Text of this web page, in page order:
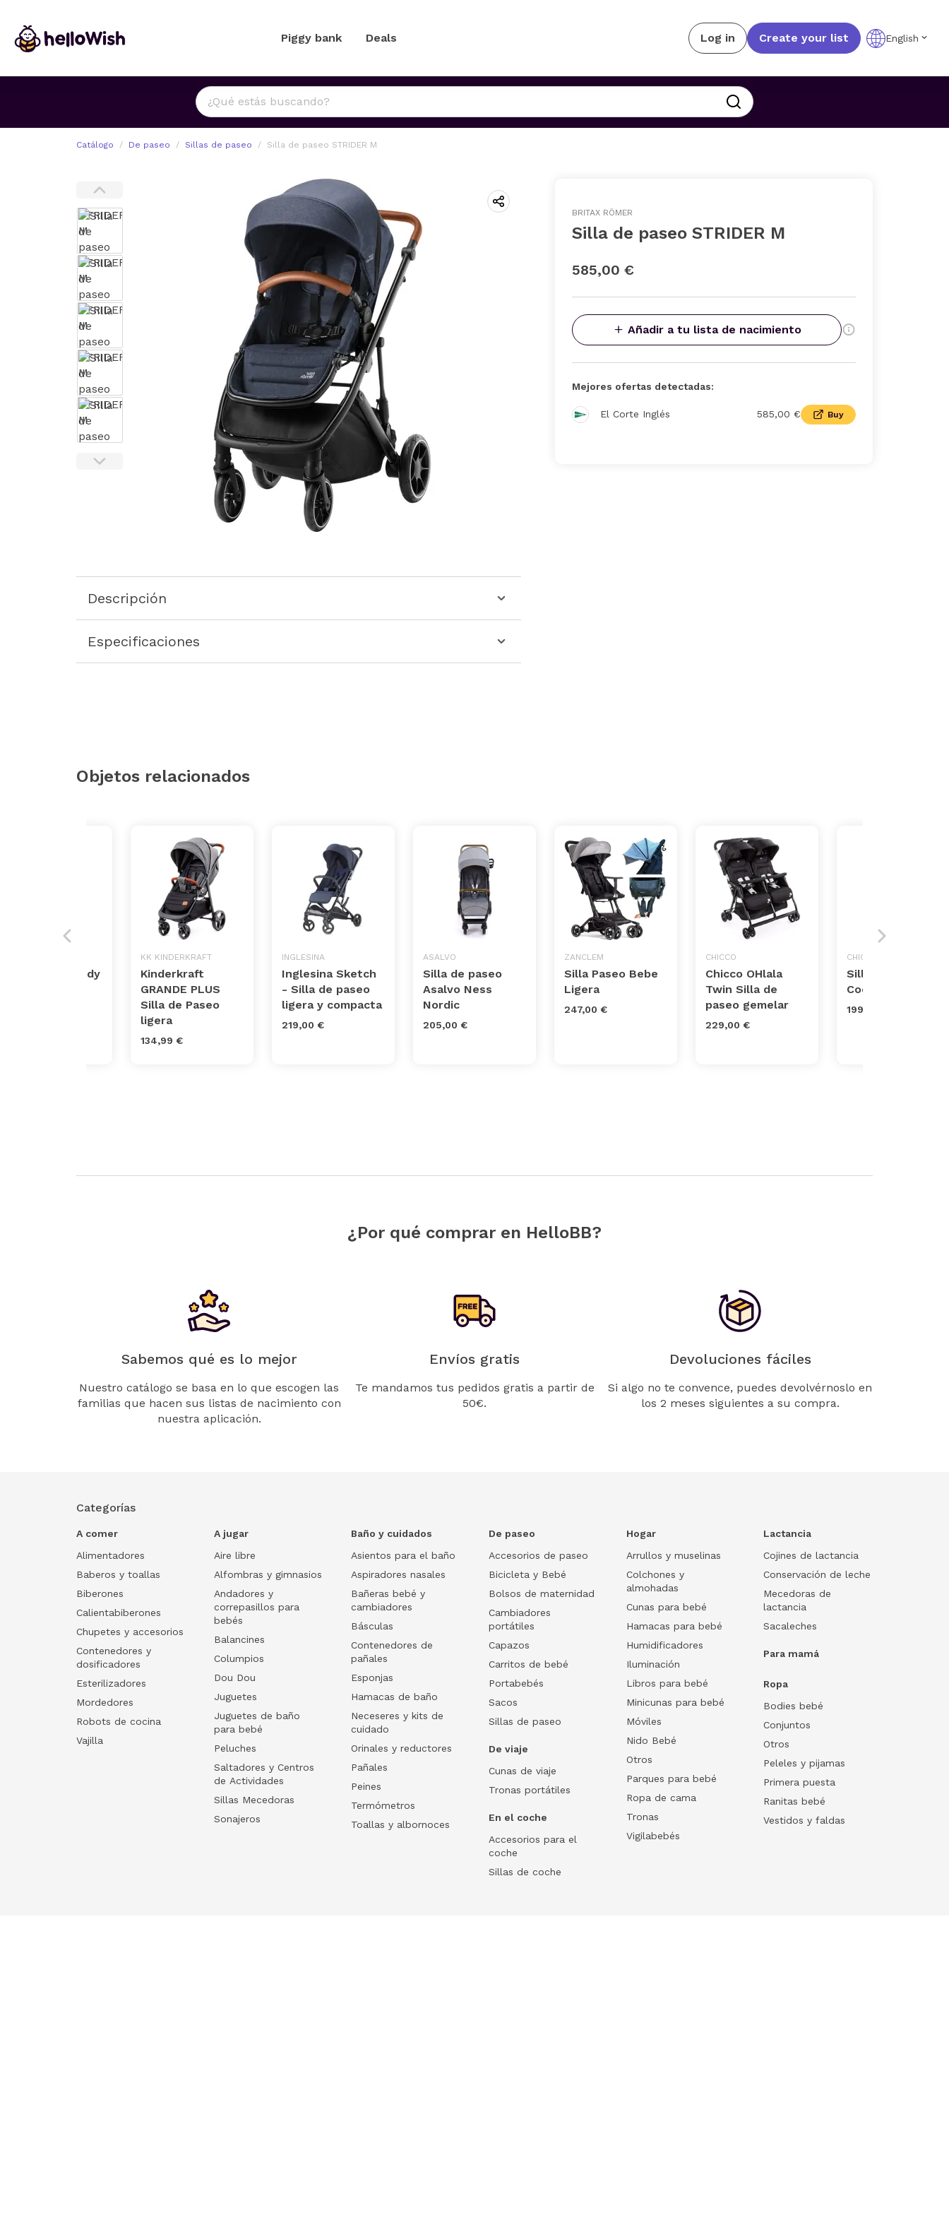
Piggy bank Deals Log in Create your list English
Catálogo De paseo Sillas de paseo Silla de paseo STRIDER M
Descripción
Especificaciones
BRITAX RÖMER
Silla de paseo STRIDER M
585,00 €
Añadir a tu lista de nacimiento
Mejores ofertas detectadas:
El Corte Inglés 585,00 € Buy
Objetos relacionados
Paseo Goody
KK KINDERKRAFT
Kinderkraft
GRANDE PLUS
Silla de Paseo
ligera
134,99 €
INGLESINA
Inglesina Sketch
- Silla de paseo
ligera y compacta
219,00 €
ASALVO
Silla de paseo
Asalvo Ness
Nordic
205,00 €
ZANCLEM
Silla Paseo Bebe
Ligera
247,00 €
CHICCO
Chicco OHlala
Twin Silla de
paseo gemelar
229,00 €
CHICCO
Silla Paseo Goody
Cool
199,00 €
¿Por qué comprar en HelloBB?
Sabemos qué es lo mejor
Nuestro catálogo se basa en lo que escogen las
familias que hacen sus listas de nacimiento con
nuestra aplicación.
Envíos gratis
Te mandamos tus pedidos gratis a partir de
50€.
Devoluciones fáciles
Si algo no te convence, puedes devolvérnoslo en
los 2 meses siguientes a su compra.
Categorías
A comer
Alimentadores
Baberos y toallas
Biberones
Calientabiberones
Chupetes y accesorios
Contenedores y
dosificadores
Esterilizadores
Mordedores
Robots de cocina
Vajilla
A jugar
Aire libre
Alfombras y gimnasios
Andadores y
correpasillos para
bebés
Balancines
Columpios
Dou Dou
Juguetes
Juguetes de baño
para bebé
Peluches
Saltadores y Centros
de Actividades
Sillas Mecedoras
Sonajeros
Baño y cuidados
Asientos para el baño
Aspiradores nasales
Bañeras bebé y
cambiadores
Básculas
Contenedores de
pañales
Esponjas
Hamacas de baño
Neceseres y kits de
cuidado
Orinales y reductores
Pañales
Peines
Termómetros
Toallas y albornoces
De paseo
Accesorios de paseo
Bicicleta y Bebé
Bolsos de maternidad
Cambiadores
portátiles
Capazos
Carritos de bebé
Portabebés
Sacos
Sillas de paseo
De viaje
Cunas de viaje
Tronas portátiles
En el coche
Accesorios para el
coche
Sillas de coche
Hogar
Arrullos y muselinas
Colchones y
almohadas
Cunas para bebé
Hamacas para bebé
Humidificadores
Iluminación
Libros para bebé
Minicunas para bebé
Móviles
Nido Bebé
Otros
Parques para bebé
Ropa de cama
Tronas
Vigilabebés
Lactancia
Cojines de lactancia
Conservación de leche
Mecedoras de
lactancia
Sacaleches
Para mamá
Ropa
Bodies bebé
Conjuntos
Otros
Peleles y pijamas
Primera puesta
Ranitas bebé
Vestidos y faldas